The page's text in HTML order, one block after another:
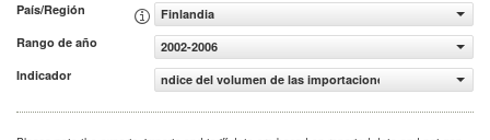
País/Región
Finlandia
Rango de año
2002-2006
Indicador
ndice del volumen de las importaciones (2000 = 100)